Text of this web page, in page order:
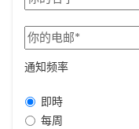
通知频率
即時
每周